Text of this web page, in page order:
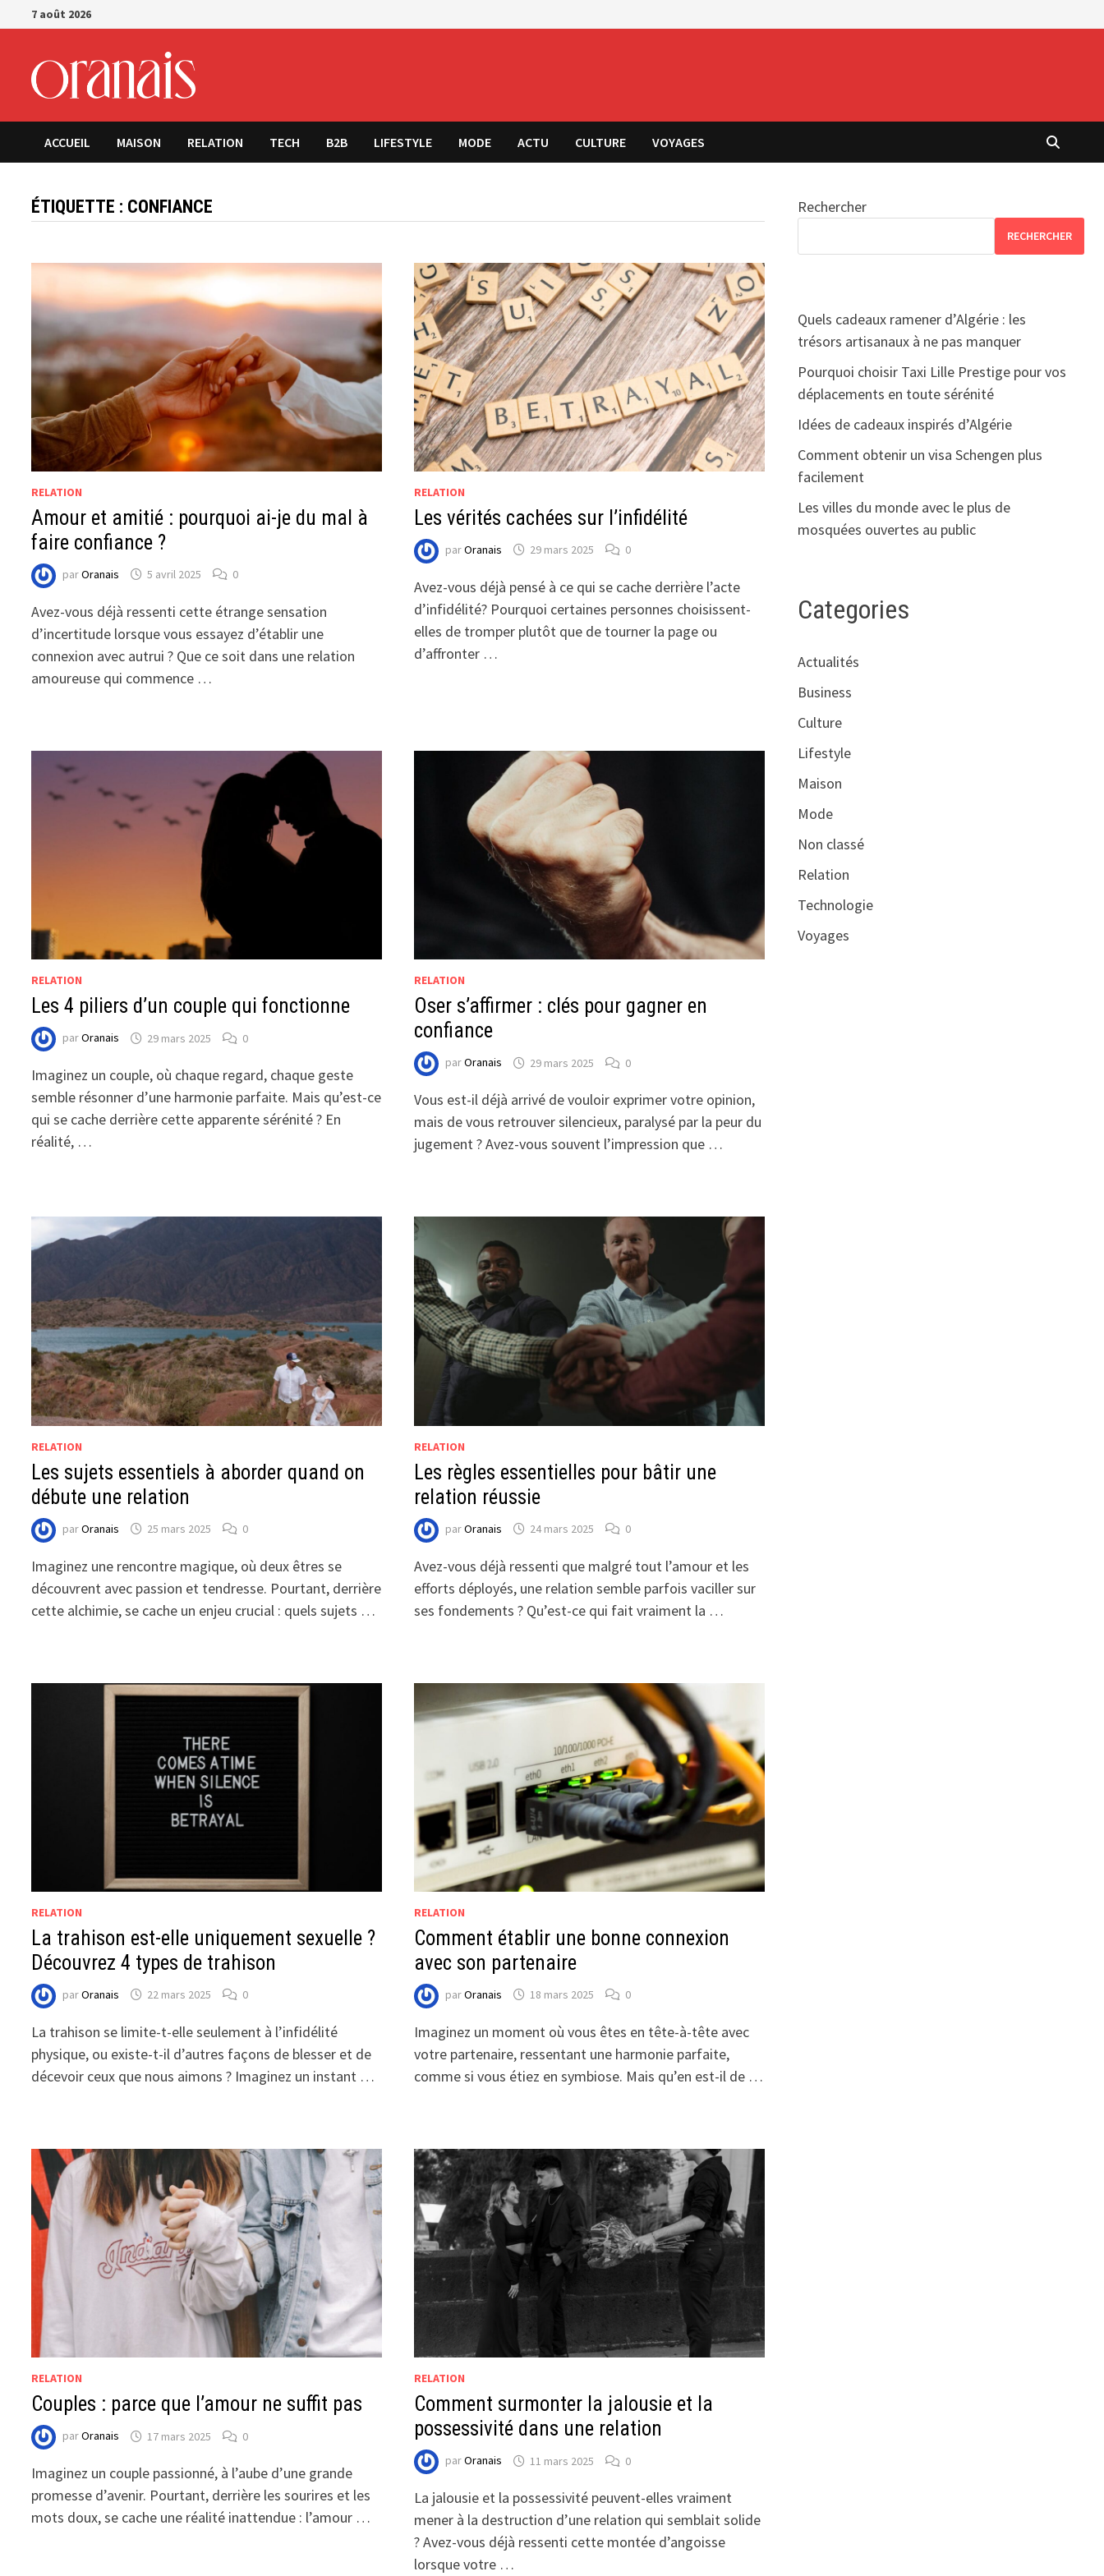
Passer
au
7 août 2026
ACCUEIL MAISON RELATION TECH B2B LIFESTYLE MODE ACTU CULTURE VOYAGES
ÉTIQUETTE : CONFIANCE
RELATION
Amour et amitié : pourquoi ai-je du mal à
faire confiance ?
parOranais 5 avril 2025 0
Avez-vous déjà ressenti cette étrange sensation
d’incertitude lorsque vous essayez d’établir une
connexion avec autrui ? Que ce soit dans une relation
amoureuse qui commence …
RELATION
Les vérités cachées sur l’infidélité
parOranais 29 mars 2025 0
Avez-vous déjà pensé à ce qui se cache derrière l’acte
d’infidélité? Pourquoi certaines personnes choisissent-
elles de tromper plutôt que de tourner la page ou
d’affronter …
RELATION
Les 4 piliers d’un couple qui fonctionne
parOranais 29 mars 2025 0
Imaginez un couple, où chaque regard, chaque geste
semble résonner d’une harmonie parfaite. Mais qu’est-ce
qui se cache derrière cette apparente sérénité ? En
réalité, …
RELATION
Oser s’affirmer : clés pour gagner en
confiance
parOranais 29 mars 2025 0
Vous est-il déjà arrivé de vouloir exprimer votre opinion,
mais de vous retrouver silencieux, paralysé par la peur du
jugement ? Avez-vous souvent l’impression que …
RELATION
Les sujets essentiels à aborder quand on
débute une relation
parOranais 25 mars 2025 0
Imaginez une rencontre magique, où deux êtres se
découvrent avec passion et tendresse. Pourtant, derrière
cette alchimie, se cache un enjeu crucial : quels sujets …
RELATION
Les règles essentielles pour bâtir une
relation réussie
parOranais 24 mars 2025 0
Avez-vous déjà ressenti que malgré tout l’amour et les
efforts déployés, une relation semble parfois vaciller sur
ses fondements ? Qu’est-ce qui fait vraiment la …
RELATION
La trahison est-elle uniquement sexuelle ?
Découvrez 4 types de trahison
parOranais 22 mars 2025 0
La trahison se limite-t-elle seulement à l’infidélité
physique, ou existe-t-il d’autres façons de blesser et de
décevoir ceux que nous aimons ? Imaginez un instant …
RELATION
Comment établir une bonne connexion
avec son partenaire
parOranais 18 mars 2025 0
Imaginez un moment où vous êtes en tête-à-tête avec
votre partenaire, ressentant une harmonie parfaite,
comme si vous étiez en symbiose. Mais qu’en est-il de …
RELATION
Couples : parce que l’amour ne suffit pas
parOranais 17 mars 2025 0
Imaginez un couple passionné, à l’aube d’une grande
promesse d’avenir. Pourtant, derrière les sourires et les
mots doux, se cache une réalité inattendue : l’amour …
RELATION
Comment surmonter la jalousie et la
possessivité dans une relation
parOranais 11 mars 2025 0
La jalousie et la possessivité peuvent-elles vraiment
mener à la destruction d’une relation qui semblait solide
? Avez-vous déjà ressenti cette montée d’angoisse
lorsque votre …
Rechercher
RECHERCHER
Quels cadeaux ramener d’Algérie : les
trésors artisanaux à ne pas manquer
Pourquoi choisir Taxi Lille Prestige pour vos
déplacements en toute sérénité
Idées de cadeaux inspirés d’Algérie
Comment obtenir un visa Schengen plus
facilement
Les villes du monde avec le plus de
mosquées ouvertes au public
Categories
Actualités
Business
Culture
Lifestyle
Maison
Mode
Non classé
Relation
Technologie
Voyages